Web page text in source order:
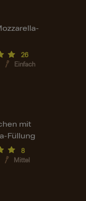
26
Einfach
mit
Füllung
8
Mittel